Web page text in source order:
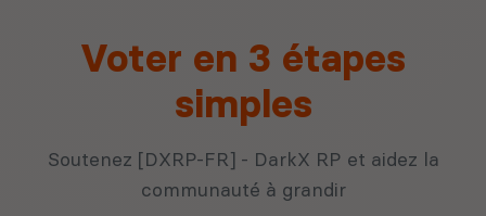
Voter en 3 étapes
simples
Soutenez [DXRP-FR] - DarkX RP et aidez la
communauté à grandir